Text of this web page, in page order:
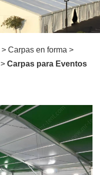
> Carpas en forma >
> Carpas para Eventos